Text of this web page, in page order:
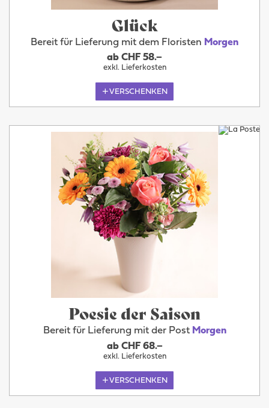
Glück
Bereit für Lieferung mit dem Floristen Morgen
ab CHF 58.–
exkl. Lieferkosten
VERSCHENKEN
Poesie der Saison
Bereit für Lieferung mit der Post Morgen
ab CHF 68.–
exkl. Lieferkosten
VERSCHENKEN